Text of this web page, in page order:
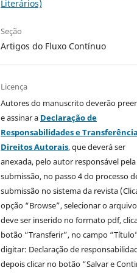
Literários)
Seção
Artigos do Fluxo Contínuo
Licença
Autores do manuscrito deverão
e assinar a Declaração de
Responsabilidades e
Direitos Autorais, que deverá ser
anexada, pelo autor responsável pela
submissão, no passo 4 do processo
submissão no sistema da revista
opção “Browse”, selecionar o
deve ser inserido no formato pdf,
botão “Transferir”, no campo
digitar: Declaração de
depois clicar no botão “Salvar e